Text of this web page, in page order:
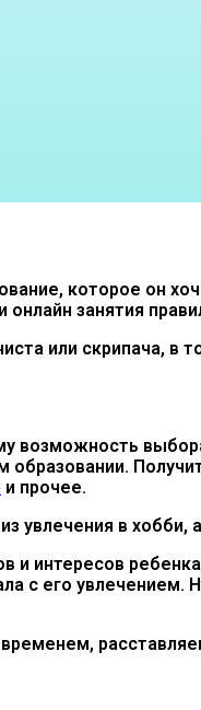
которое он
занятия
или скрипача, в
возможность
образовании.
и прочее.
увлечения в хобби,
и интересов
с его увлечением.